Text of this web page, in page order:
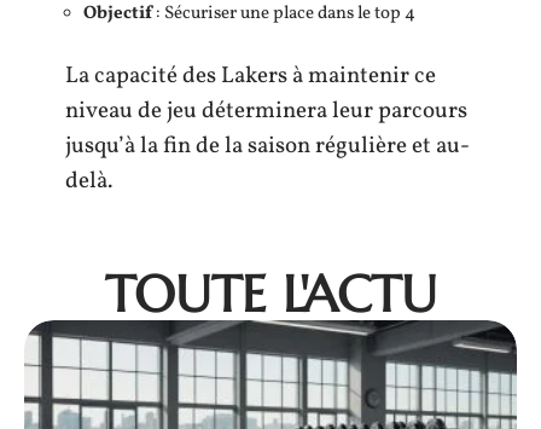
Objectif: Sécuriser une place dans le top 4
La capacité des Lakers à maintenir ce
niveau de jeu déterminera leur parcours
jusqu’à la fin de la saison régulière et au-
delà.
TOUTE L'ACTU